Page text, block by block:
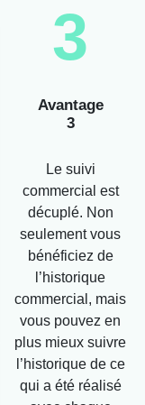
3
Avantage
3
Le suivi
commercial est
décuplé. Non
seulement vous
bénéficiez de
l’historique
commercial, mais
vous pouvez en
plus mieux suivre
l’historique de ce
qui a été réalisé